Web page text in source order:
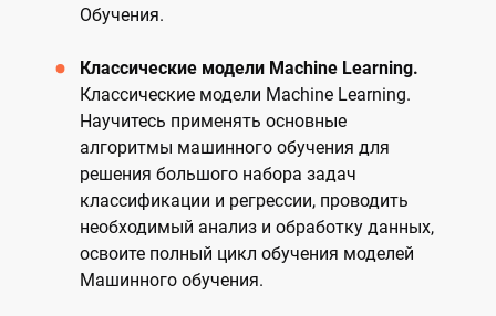
Обучения.
Классические модели Machine Learning.
Классические модели Machine Learning.
Научитесь применять основные
алгоритмы машинного обучения для
решения большого набора задач
классификации и регрессии, проводить
необходимый анализ и обработку данных,
освоите полный цикл обучения моделей
Машинного обучения.